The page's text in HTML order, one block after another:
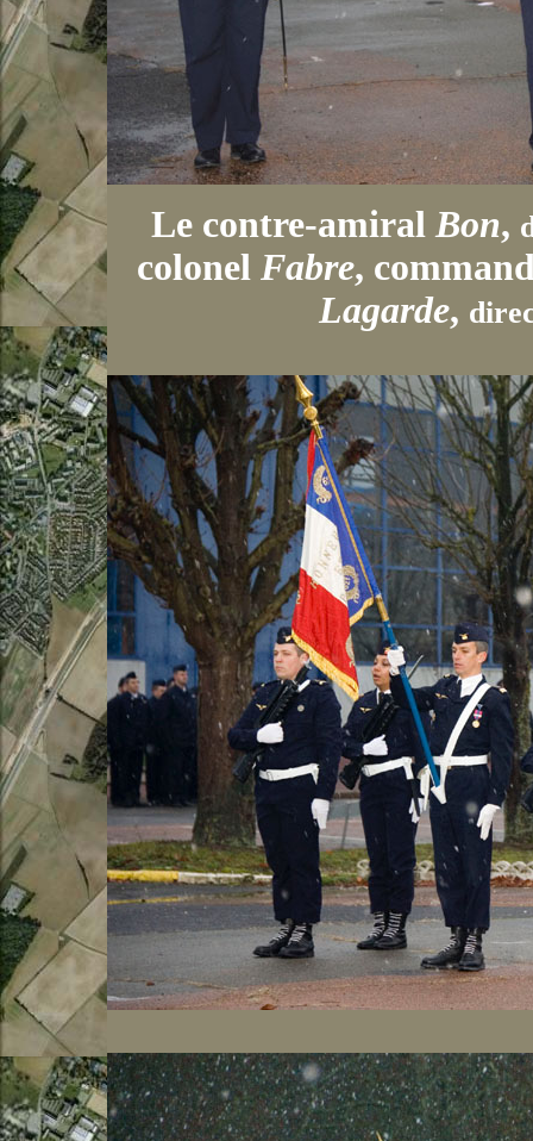
Le contre-amiralBon,
colonel Fabre,
Lagarde,